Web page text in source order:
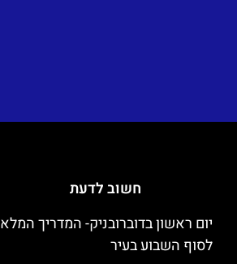
חשוב לדעת
יום ראשון בדוברובניק- המדריך המלא
לסוף השבוע בעיר